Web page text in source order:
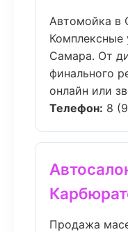
Автомойка в
Комплексные
Самара. От
финального
онлайн или
Телефон: 8
Продажа